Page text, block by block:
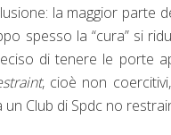
la maggior parte
spesso la “cura” si
di tenere le porte
, cioè non
Club di Spdc no